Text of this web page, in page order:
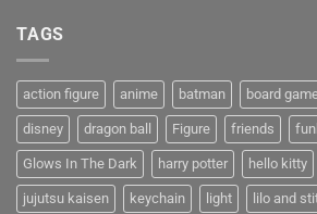
TAGS
action figure anime batman board
disney dragon ball Figure friends
Glows In The Dark harry potter hello kitty
jujutsu kaisen keychain light lilo and